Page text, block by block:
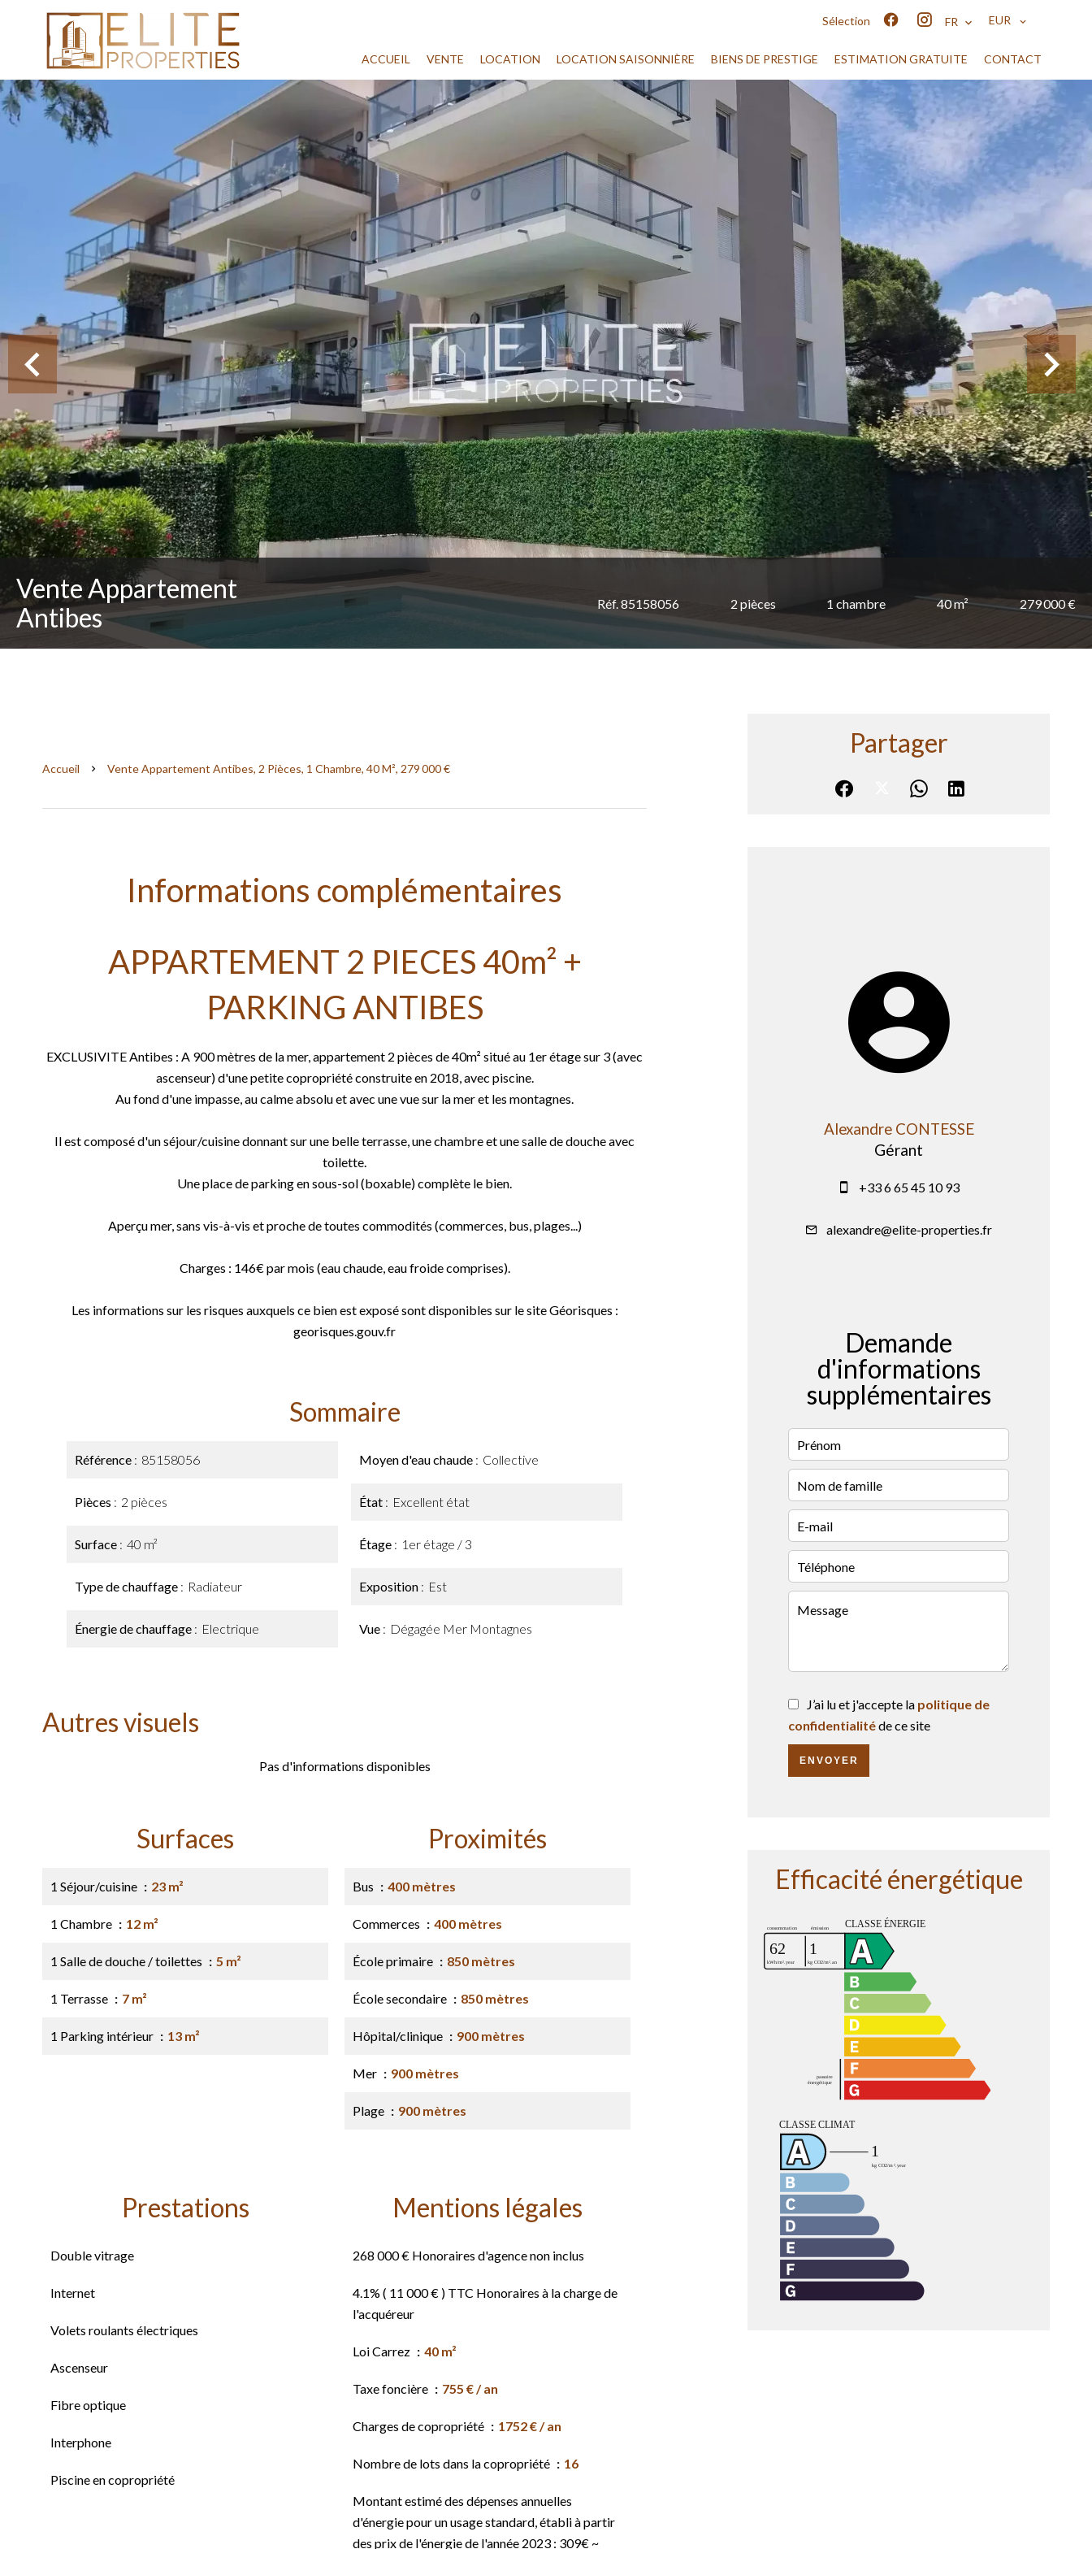
Sélection FR EUR
ACCUEIL VENTE LOCATION LOCATION SAISONNIÈRE BIENS DE PRESTIGE ESTIMATION GRATUITE CONTACT
Vente Appartement
Antibes
Réf. 85158056 2 pièces 1 chambre 40 m² 279 000 €
Accueil Vente Appartement Antibes, 2 Pièces, 1 Chambre, 40 M², 279 000 €
Informations complémentaires
APPARTEMENT 2 PIECES 40m² +
PARKING ANTIBES
EXCLUSIVITE Antibes : A 900 mètres de la mer, appartement 2 pièces de 40m² situé au 1er étage sur 3 (avec
ascenseur) d'une petite copropriété construite en 2018, avec piscine.
Au fond d'une impasse, au calme absolu et avec une vue sur la mer et les montagnes.
Il est composé d'un séjour/cuisine donnant sur une belle terrasse, une chambre et une salle de douche avec
toilette.
Une place de parking en sous-sol (boxable) complète le bien.
Aperçu mer, sans vis-à-vis et proche de toutes commodités (commerces, bus, plages...)
Charges : 146€ par mois (eau chaude, eau froide comprises).
Les informations sur les risques auxquels ce bien est exposé sont disponibles sur le site Géorisques :
georisques.gouv.fr
Sommaire
Référence 85158056
Pièces 2 pièces
Surface 40 m²
Type de chauffage Radiateur
Énergie de chauffage Electrique
Moyen d'eau chaude Collective
État Excellent état
Étage 1er étage / 3
Exposition Est
Vue Dégagée Mer Montagnes
Autres visuels
Pas d'informations disponibles
Surfaces
1 Séjour/cuisine 23 m²
1 Chambre 12 m²
1 Salle de douche / toilettes 5 m²
1 Terrasse 7 m²
1 Parking intérieur 13 m²
Proximités
Bus 400 mètres
Commerces 400 mètres
École primaire 850 mètres
École secondaire 850 mètres
Hôpital/clinique 900 mètres
Mer 900 mètres
Plage 900 mètres
Prestations
Double vitrage
Internet
Volets roulants électriques
Ascenseur
Fibre optique
Interphone
Piscine en copropriété
Mentions légales
268 000 € Honoraires d'agence non inclus
4.1% ( 11 000 € ) TTC Honoraires à la charge de
l'acquéreur
Loi Carrez 40 m²
Taxe foncière 755 € / an
Charges de copropriété 1752 € / an
Nombre de lots dans la copropriété 16
Montant estimé des dépenses annuelles
d'énergie pour un usage standard, établi à partir
des prix de l'énergie de l'année 2023 : 309€ ~
Partager
Alexandre CONTESSE
Gérant
+33 6 65 45 10 93
alexandre@elite-properties.fr
Demande
d'informations
supplémentaires
J’ai lu et j'accepte la politique de
confidentialitéde ce site
ENVOYER
Efficacité énergétique